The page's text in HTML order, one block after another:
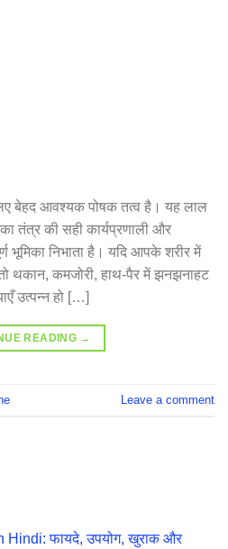
बेहद आवश्यक पोषक तत्व है। यह लाल
तंत्र की सही कार्यप्रणाली और
भूमिका निभाता है। यदि आपके शरीर में
तो थकान, कमजोरी, हाथ-पैर में झनझनाहट
उत्पन्न हो […]
READING →
Leave a comment
Hindi: फायदे, उपयोग, खुराक और